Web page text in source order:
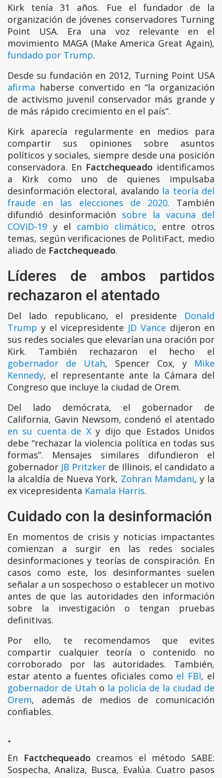
Kirk tenía 31 años. Fue el fundador de la
organización de jóvenes conservadores Turning
Point USA. Era una voz relevante en el
movimiento MAGA (Make America Great Again),
fundado por Trump.
Desde su fundación en 2012, Turning Point USA
afirma haberse convertido en “la organización
de activismo juvenil conservador más grande y
de más rápido crecimiento en el país”.
Kirk aparecía regularmente en medios para
compartir sus opiniones sobre asuntos
políticos y sociales, siempre desde una posición
conservadora. En Factchequeado identificamos
a Kirk como uno de quienes impulsaba
desinformación electoral, avalando la teoría del
fraude en las elecciones de 2020. También
difundió desinformación sobre la vacuna del
COVID-19 y el cambio climático, entre otros
temas, según verificaciones de PolitiFact, medio
aliado de Factchequeado.
Líderes de ambos partidos
rechazaron el atentado
Del lado republicano, el presidente Donald
Trump y el vicepresidente JD Vance dijeron en
sus redes sociales que elevarían una oración por
Kirk. También rechazaron el hecho el
gobernador de Utah, Spencer Cox, y Mike
Kennedy, el representante ante la Cámara del
Congreso que incluye la ciudad de Orem.
Del lado demócrata, el gobernador de
California, Gavin Newsom, condenó el atentado
en su cuenta de Xy dijo que Estados Unidos
debe “rechazar la violencia política en todas sus
formas”. Mensajes similares difundieron el
gobernador JB Pritzker de Illinois, el candidato a
la alcaldía de Nueva York, Zohran Mamdani, y la
ex vicepresidenta Kamala Harris.
Cuidado con la desinformación
En momentos de crisis y noticias impactantes
comienzan a surgir en las redes sociales
desinformaciones y teorías de conspiración. En
casos como este, los desinformantes suelen
señalar a un sospechoso o establecer un motivo
antes de que las autoridades den información
sobre la investigación o tengan pruebas
definitivas.
Por ello, te recomendamos que evites
compartir cualquier teoría o contenido no
corroborado por las autoridades. También,
estar atento a fuentes oficiales como el FBI, el
gobernador de Utah o la policía de la ciudad de
Orem, además de medios de comunicación
confiables.
.
En Factchequeado creamos el método SABE:
Sospecha, Analiza, Busca, Evalúa. Cuatro pasos